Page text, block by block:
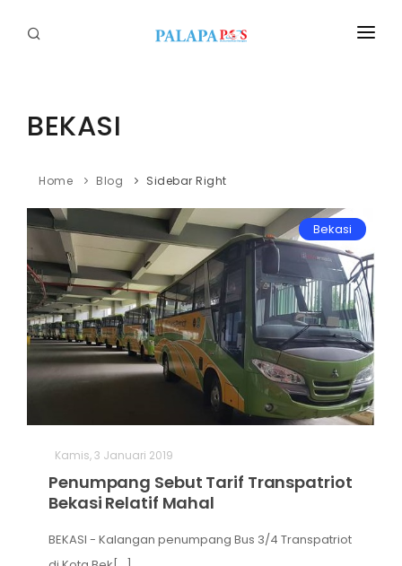
Politik
Tapanuli
Nusantara
Megapolitan
Hukum
Ekonomi
Hiburan
Advertorial
Opini
BEKASI
Home Blog Sidebar Right
Bekasi
Kamis, 3 Januari 2019
Penumpang Sebut Tarif Transpatriot
Bekasi Relatif Mahal
BEKASI - Kalangan penumpang Bus 3/4 Transpatriot